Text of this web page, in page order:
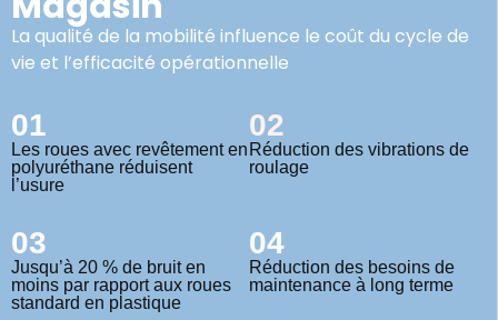
La qualité de la mobilité influence le coût du cycle de
vie et l’efficacité opérationnelle
01
Les roues avec revêtement en
polyuréthane réduisent
l’usure
02
Réduction des vibrations de
roulage
03
Jusqu’à 20 % de bruit en
moins par rapport aux roues
standard en plastique
04
Réduction des besoins de
maintenance à long terme